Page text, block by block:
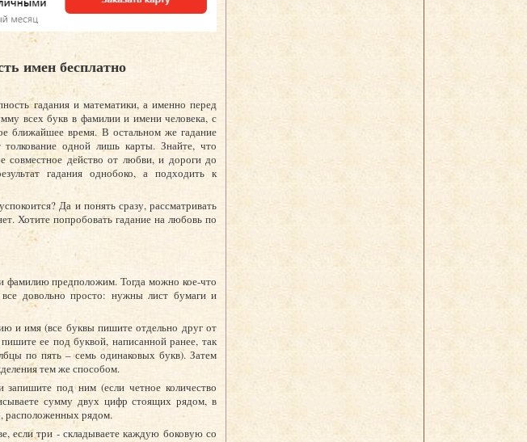
имен бесплатно
гадания и математики, а именно перед
всех букв в фамилии и имени человека, с
ближайшее время. В остальном же гадание
толкование одной лишь карты. Знайте, что
совместное действо от любви, и дороги до
гадания однобоко, а подходить к
Да и понять сразу, рассматривать
Хотите попробовать гадание на любовь по
фамилию предположим. Тогда можно кое-что
все довольно просто: нужны лист бумаги и
и имя (все буквы пишите отдельно друг от
ее под буквой, написанной ранее, так
по пять – семь одинаковых букв). Затем
тем же способом.
под ним (если четное количество
сумму двух цифр стоящих рядом, в
расположенных рядом.
если три - складываете каждую боковую со